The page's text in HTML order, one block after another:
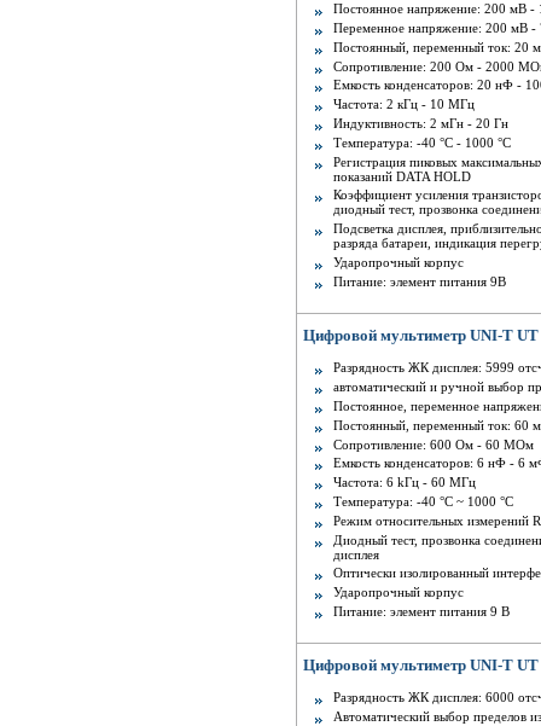
Постоянное напряжение: 200 мВ -
Переменное напряжение: 200 мВ -
Постоянный, переменный ток: 20
Сопротивление: 200 Ом - 2000
Емкость конденсаторов: 20 нФ -
Частота: 2 кГц - 10 МГц
Индуктивность: 2 мГн - 20 Гн
Температура: -40 °С - 1000 °С
Регистрация пиковых
показаний DATA HOLD
Коэффициент усиления
диодный тест, прозвонка
Подсветка дисплея,
разряда батареи, индикация
Ударопрочный корпус
Питание: элемент питания 9В
Цифровой мультиметр UNI-T UT
Разрядность ЖК дисплея: 5999
автоматический и ручной выбор
Постоянное, переменное
Постоянный, переменный ток: 60
Сопротивление: 600 Ом - 60 MОм
Емкость конденсаторов: 6 нФ - 6
Частота: 6 kГц - 60 MГц
Температура: -40 °С ~ 1000 °С
Режим относительных измерений
Диодный тест, прозвонка
дисплея
Оптически изолированный
Ударопрочный корпус
Питание: элемент питания 9 В
Цифровой мультиметр UNI-T UT
Разрядность ЖК дисплея: 6000
Автоматический выбор пределов